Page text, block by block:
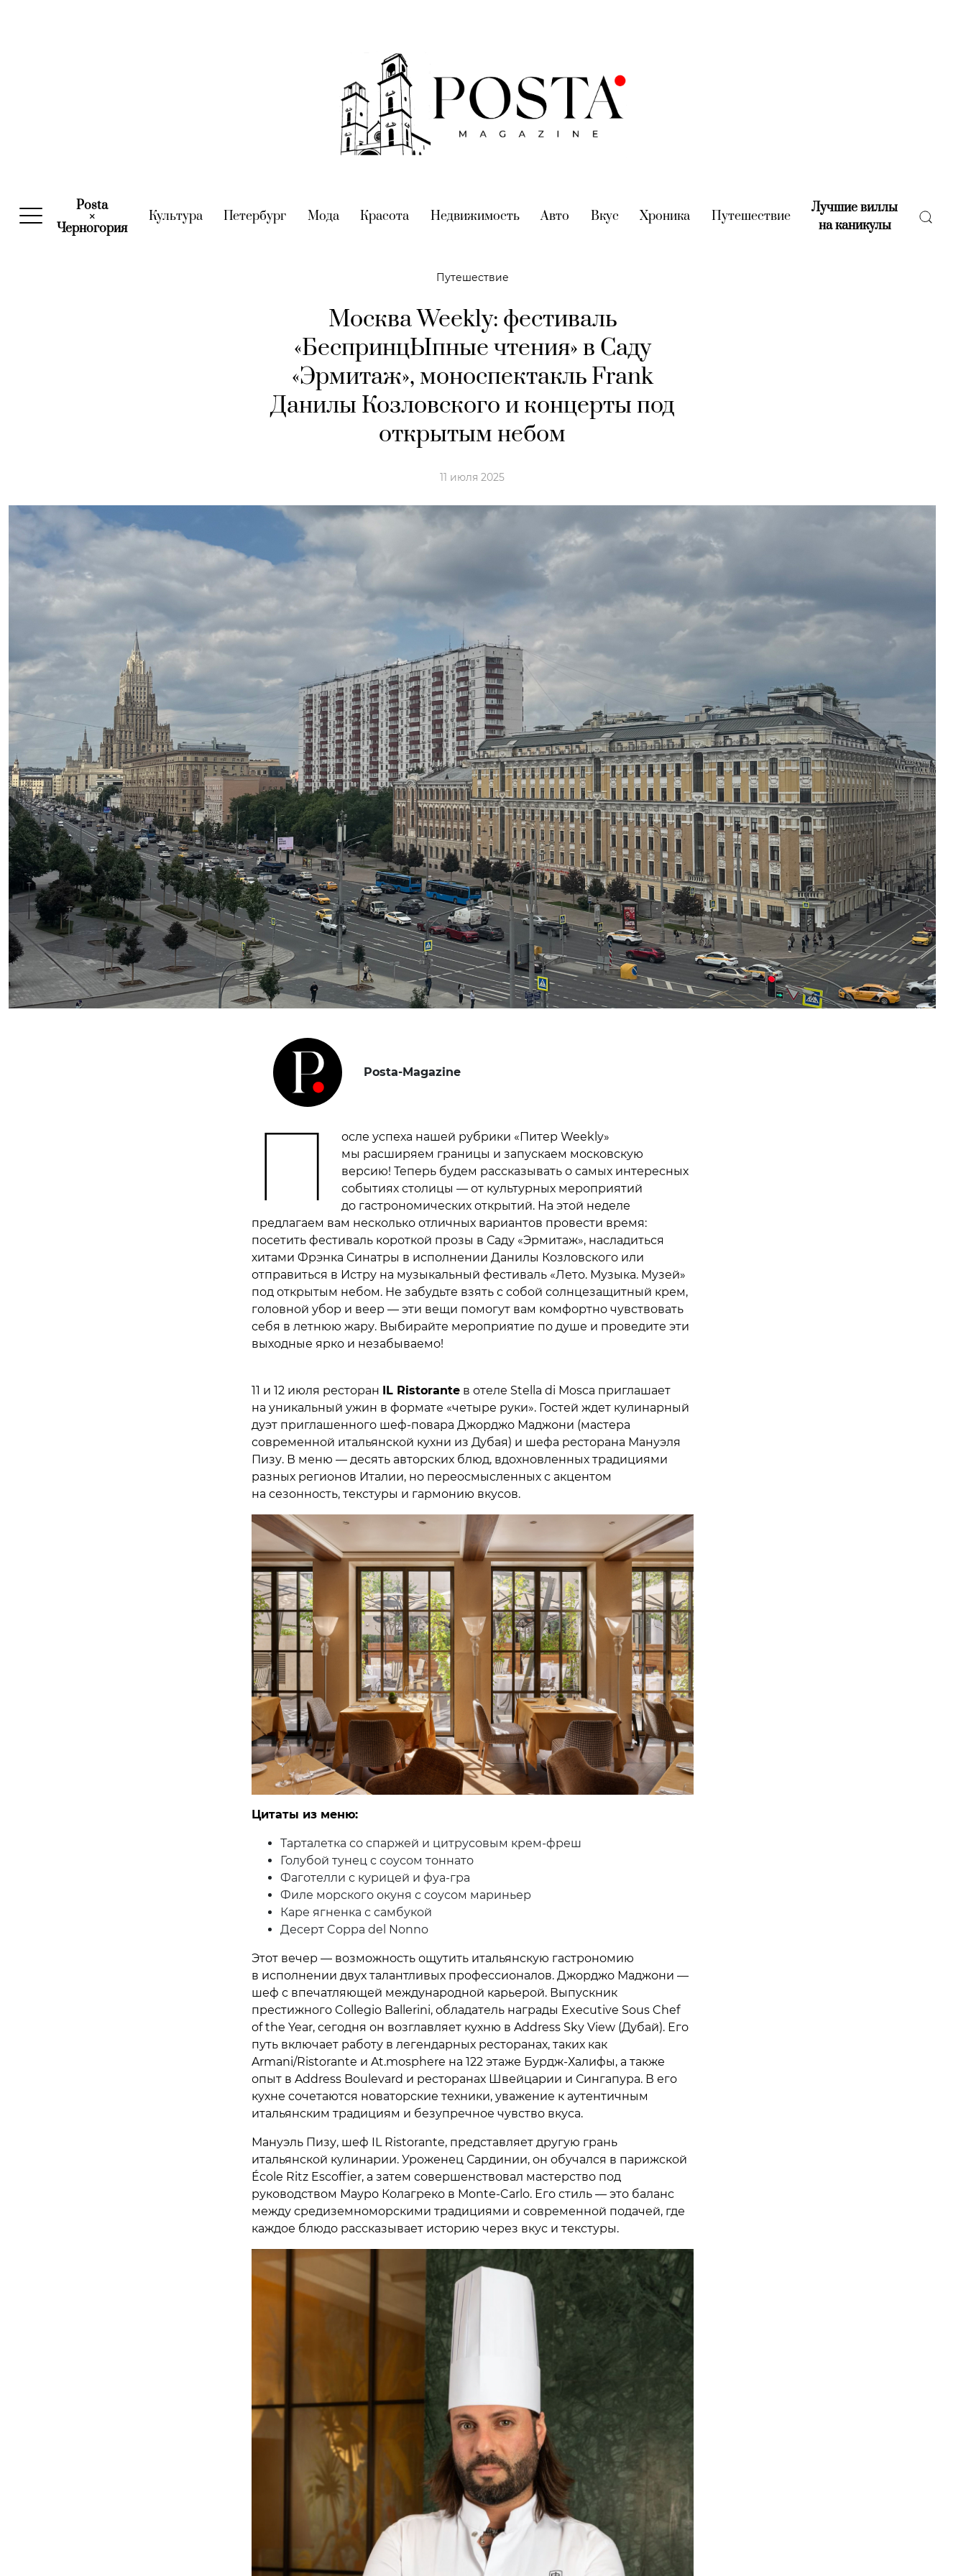
Posta
×
Черногория(current)
Культура(current)
Петербург (current)
Мода(current)
Красота (current)
Недвижимость(current)
Авто (current)
Вкус (current)
Хроника (current)
Путешествие(current)
Лучшие виллы
на каникулы(current)
Путешествие
Москва Weekly: фестиваль
«БеспринцЫпные чтения» в Саду
«Эрмитаж», моноспектакль Frank
Данилы Козловского и концерты под
открытым небом
11 июля 2025
Posta-Magazine
П
осле успеха нашей рубрики «Питер Weekly»
мы расширяем границы и запускаем московскую
версию! Теперь будем рассказывать о самых интересных
событиях столицы — от культурных мероприятий
до гастрономических открытий. На этой неделе
предлагаем вам несколько отличных вариантов провести время:
посетить фестиваль короткой прозы в Саду «Эрмитаж», насладиться
хитами Фрэнка Синатры в исполнении Данилы Козловского или
отправиться в Истру на музыкальный фестиваль «Лето. Музыка. Музей»
под открытым небом. Не забудьте взять с собой солнцезащитный крем,
головной убор и веер — эти вещи помогут вам комфортно чувствовать
себя в летнюю жару. Выбирайте мероприятие по душе и проведите эти
выходные ярко и незабываемо!
11 и 12 июля ресторан IL Ristoranteв отеле Stella di Mosca приглашает
на уникальный ужин в формате «четыре руки». Гостей ждет кулинарный
дуэт приглашенного шеф-повара Джорджо Маджони (мастера
современной итальянской кухни из Дубая) и шефа ресторана Мануэля
Пизу. В меню — десять авторских блюд, вдохновленных традициями
разных регионов Италии, но переосмысленных с акцентом
на сезонность, текстуры и гармонию вкусов.
Цитаты из меню:
Тарталетка со спаржей и цитрусовым крем-фреш
Голубой тунец с соусом тоннато
Фаготелли с курицей и фуа-гра
Филе морского окуня с соусом мариньер
Каре ягненка с самбукой
Десерт Coppa del Nonno
Этот вечер — возможность ощутить итальянскую гастрономию
в исполнении двух талантливых профессионалов. Джорджо Маджони —
шеф с впечатляющей международной карьерой. Выпускник
престижного Collegio Ballerini, обладатель награды Executive Sous Chef
of the Year, сегодня он возглавляет кухню в Address Sky View (Дубай). Его
путь включает работу в легендарных ресторанах, таких как
Armani/Ristorante и At.mosphere на 122 этаже Бурдж-Халифы, а также
опыт в Address Boulevard и ресторанах Швейцарии и Сингапура. В его
кухне сочетаются новаторские техники, уважение к аутентичным
итальянским традициям и безупречное чувство вкуса.
Мануэль Пизу, шеф IL Ristorante, представляет другую грань
итальянской кулинарии. Уроженец Сардинии, он обучался в парижской
École Ritz Escoffier, а затем совершенствовал мастерство под
руководством Мауро Колагреко в Monte-Carlo. Его стиль — это баланс
между средиземноморскими традициями и современной подачей, где
каждое блюдо рассказывает историю через вкус и текстуры.